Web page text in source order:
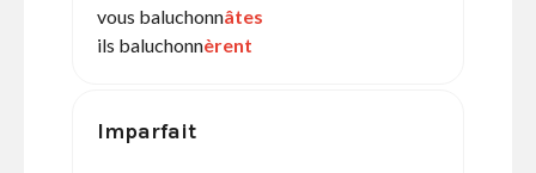
vous baluchonnâtes
ils baluchonnèrent
Imparfait